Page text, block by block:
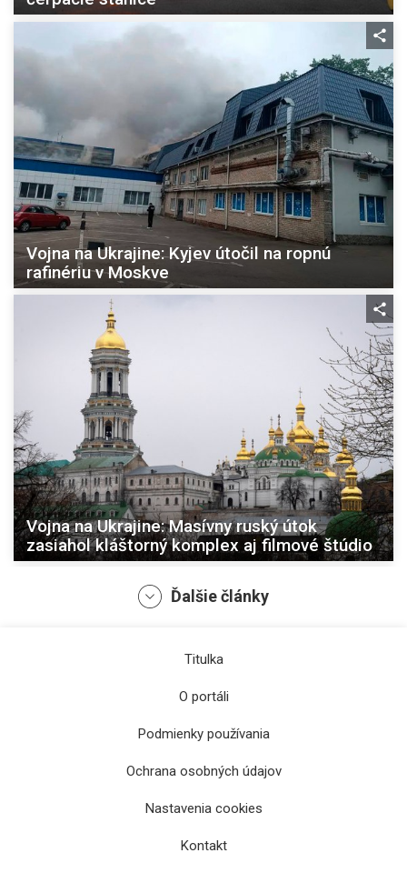
Vojna na Ukrajine: Kyjev útočil na ropnú
rafinériu v Moskve
Vojna na Ukrajine: Masívny ruský útok
zasiahol kláštorný komplex aj filmové štúdio
Vojna na Ukrajine: Kosťantynivka je pod
veľkým tlakom, zásobovanie je výrazne
Ďalšie články
Titulka
O portáli
Podmienky používania
Ochrana osobných údajov
Nastavenia cookies
Kontakt